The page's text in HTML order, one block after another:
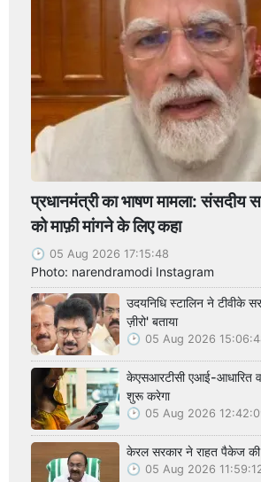
प्रधानमंत्री का भाषण मामला: संसदीय
को माफ़ी मांगने के लिए कहा
05 Aug 2026 17:15:48
Photo: narendramodi Instagram
उदयनिधि स्टालिन ने टीवीके
ज़ीरो' बताया
05 Aug 2026
केएसआरटीसी एआई-आधारित
शुरू करेगा
05 Aug 2026
केरल सरकार ने राहत पैकेज की
05 Aug 2026